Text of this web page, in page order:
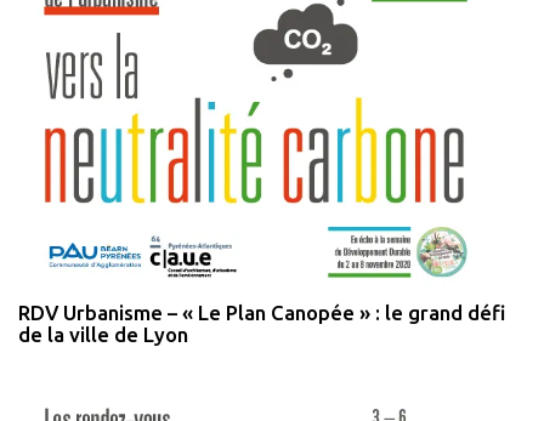
RDV Urbanisme – « Le Plan Canopée » : le grand défi
de la ville de Lyon